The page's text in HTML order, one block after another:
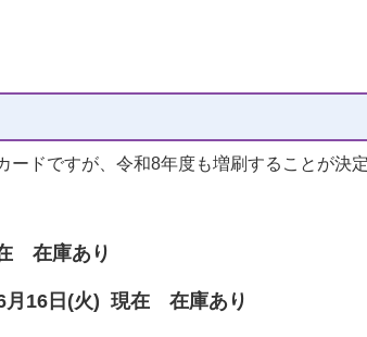
ドですが、令和8年度も増刷することが決定
在庫あり
月16日(火) 現在 在庫あり